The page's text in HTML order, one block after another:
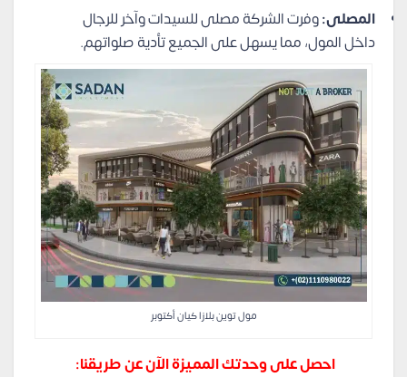
المصلى:وفرت الشركة مصلى للسيدات وآخر للرجال
داخل المول، مما يسهل على الجميع تأدية صلواتهم.
مول توين بلازا كيان أكتوبر
احصل على وحدتك المميزة الآن عن طريقنا: